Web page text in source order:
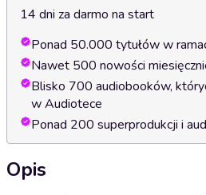
14 dni za darmo na start
Ponad 50.000 tytułów w
Nawet 500 nowości
Blisko 700 audiobooków,
w Audiotece
Ponad 200 superprodukcji i
Opis